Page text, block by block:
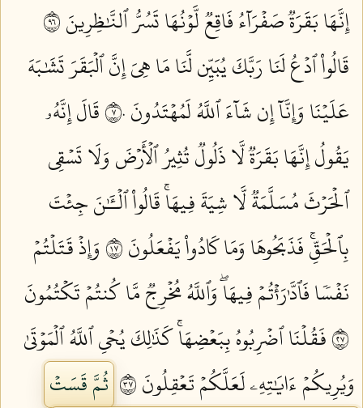
إِنَّهَا بَقَرَةٞ صَفۡرَآءُ فَاقِعٞ لَّوۡنُهَا تَسُرُّ ٱلنَّٰظِرِينَ ٦٩
قَالُواْ ٱدۡعُ لَنَا رَبَّكَ يُبَيِّن لَّنَا مَا هِيَ إِنَّ ٱلۡبَقَرَ تَشَٰبَهَ
عَلَيۡنَا وَإِنَّآ إِن شَآءَ ٱللَّهُ لَمُهۡتَدُونَ ٧٠
قَالَ إِنَّهُۥ
يَقُولُ إِنَّهَا بَقَرَةٞ لَّا ذَلُولٞ تُثِيرُ ٱلۡأَرۡضَ وَلَا تَسۡقِي
ٱلۡحَرۡثَ مُسَلَّمَةٞ لَّا شِيَةَ فِيهَاۚ قَالُواْ ٱلۡـَٰٔنَ جِئۡتَ
بِٱلۡحَقِّۚ فَذَبَحُوهَا وَمَا كَادُواْ يَفۡعَلُونَ ٧١
وَإِذۡ قَتَلۡتُمۡ
نَفۡسٗا فَٱدَّٰرَٰءۡتُمۡ فِيهَاۖ وَٱللَّهُ مُخۡرِجٞ مَّا كُنتُمۡ تَكۡتُمُونَ
٧٢فَقُلۡنَا ٱضۡرِبُوهُ بِبَعۡضِهَاۚ كَذَٰلِكَ يُحۡيِ ٱللَّهُ ٱلۡمَوۡتَىٰ
وَيُرِيكُمۡ ءَايَٰتِهِۦ لَعَلَّكُمۡ تَعۡقِلُونَ ٧٣
ثُمَّ قَسَتۡ